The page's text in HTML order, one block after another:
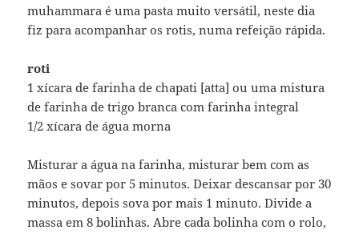
muhammara é uma pasta muito versátil, neste dia
fiz para acompanhar os rotis, numa refeição rápida.
roti
1 xícara de farinha de chapati [atta] ou uma mistura
de farinha de trigo branca com farinha integral
1/2 xícara de água morna
Misturar a água na farinha, misturar bem com as
mãos e sovar por 5 minutos. Deixar descansar por 30
minutos, depois sova por mais 1 minuto. Divide a
massa em 8 bolinhas. Abre cada bolinha com o rolo,